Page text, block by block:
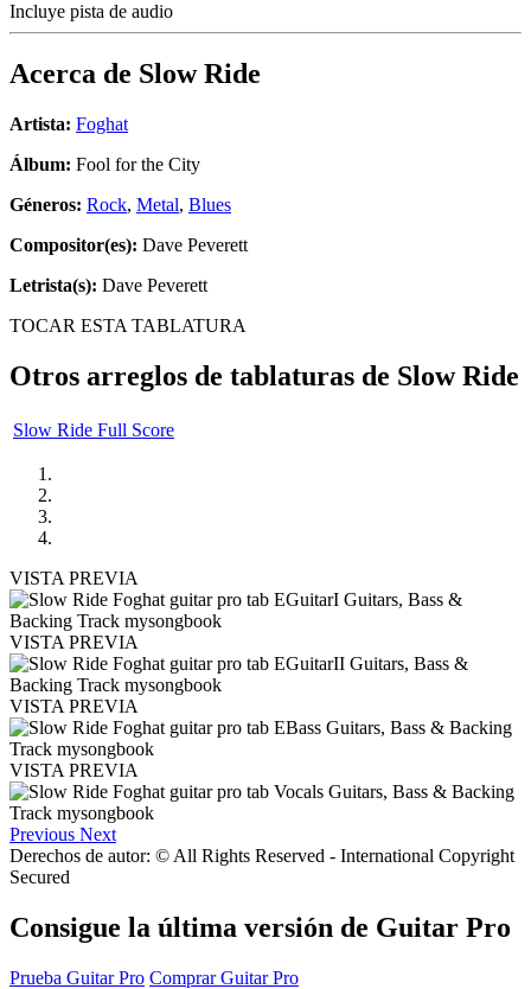
Incluye pista de audio
Acerca de Slow Ride
Artista: Foghat
Álbum: Fool for the City
Géneros: Rock, Metal, Blues
Compositor(es): Dave Peverett
Letrista(s): Dave Peverett
TOCAR ESTA TABLATURA
Otros arreglos de tablaturas de Slow Ride
Slow Ride Full Score
VISTA PREVIA
VISTA PREVIA
VISTA PREVIA
VISTA PREVIA
Previous Next
Derechos de autor: © All Rights Reserved - International Copyright
Secured
Consigue la última versión de Guitar Pro
Prueba Guitar Pro Comprar Guitar Pro